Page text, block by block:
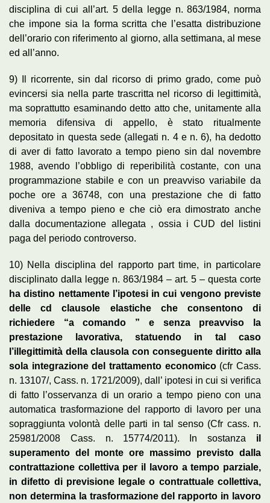
disciplina di cui all’art. 5 della legge n. 863/1984, norma
che impone sia la forma scritta che l’esatta distribuzione
dell’orario con riferimento al giorno, alla settimana, al mese
ed all’anno.
9) Il ricorrente, sin dal ricorso di primo grado, come può
evincersi sia nella parte trascritta nel ricorso di legittimità,
ma soprattutto esaminando detto atto che, unitamente alla
memoria difensiva di appello, è stato ritualmente
depositato in questa sede (allegati n. 4 e n. 6), ha dedotto
di aver di fatto lavorato a tempo pieno sin dal novembre
1988, avendo l’obbligo di reperibilità costante, con una
programmazione stabile e con un preavviso variabile da
poche ore a 36748, con una prestazione che di fatto
diveniva a tempo pieno e che ciò era dimostrato anche
dalla documentazione allegata , ossia i CUD del listini
paga del periodo controverso.
10) Nella disciplina del rapporto part time, in particolare
disciplinato dalla legge n. 863/1984 – art. 5 – questa corte
ha distino nettamente l’ipotesi in cui vengono previste
delle cd clausole elastiche che consentono di
richiedere “a comando ” e senza preavviso la
prestazione lavorativa, statuendo in tal caso
l’illegittimità della clausola con conseguente diritto alla
sola integrazione del trattamento economico(cfr Cass.
n. 13107/, Cass. n. 1721/2009), dall’ ipotesi in cui si verifica
di fatto l’osservanza di un orario a tempo pieno con una
automatica trasformazione del rapporto di lavoro per una
sopraggiunta volontà delle parti in tal senso (Cfr cass. n.
25981/2008 Cass. n. 15774/2011). In sostanza il
superamento del monte ore massimo previsto dalla
contrattazione collettiva per il lavoro a tempo parziale,
in difetto di previsione legale o contrattuale collettiva,
non determina la trasformazione del rapporto in lavoro